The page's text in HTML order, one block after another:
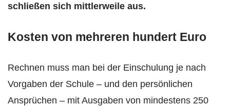
schließen sich mittlerweile aus.
Kosten von mehreren hundert Euro
Rechnen muss man bei der Einschulung je nach
Vorgaben der Schule – und den persönlichen
Ansprüchen – mit Ausgaben von mindestens 250